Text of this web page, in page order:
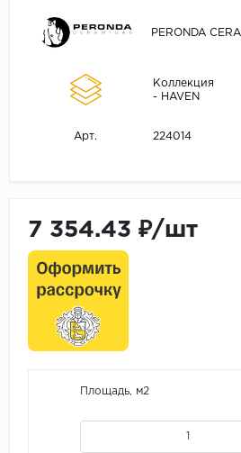
PERONDA
Коллекция
- HAVEN
Арт. 224014
7 354.43 ₽/шт
Площадь, м2